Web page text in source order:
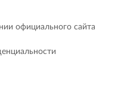
официального сайта